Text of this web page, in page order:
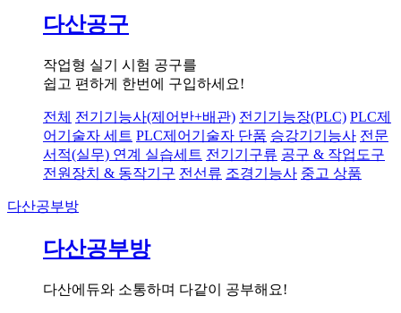
다산공구
작업형 실기 시험 공구를
쉽고 편하게 한번에 구입하세요!
전체 전기기능사(제어반+배관) 전기기능장(PLC) PLC제
어기술자 세트 PLC제어기술자 단품 승강기기능사 전문
서적(실무) 연계 실습세트 전기기구류 공구 & 작업도구
전원장치 & 동작기구 전선류 조경기능사 중고 상품
다산공부방
다산공부방
다산에듀와 소통하며 다같이 공부해요!